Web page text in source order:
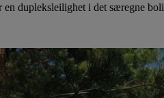
dupleksleilighet i det særegne